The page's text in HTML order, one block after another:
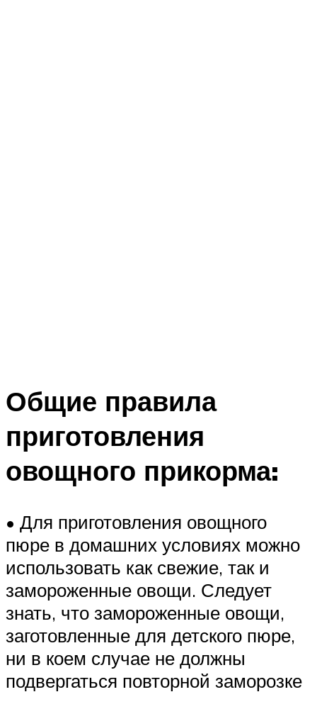
Общие правила
приготовления
овощного прикорма:
• Для приготовления овощного
пюре в домашних условиях можно
использовать как свежие, так и
замороженные овощи. Следует
знать, что замороженные овощи,
заготовленные для детского пюре,
ни в коем случае не должны
подвергаться повторной заморозке